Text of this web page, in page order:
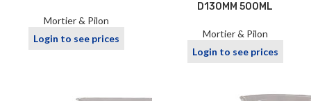
Mortier & Pilon
Login to see prices
D130MM 500ML
Mortier & Pilon
Login to see prices